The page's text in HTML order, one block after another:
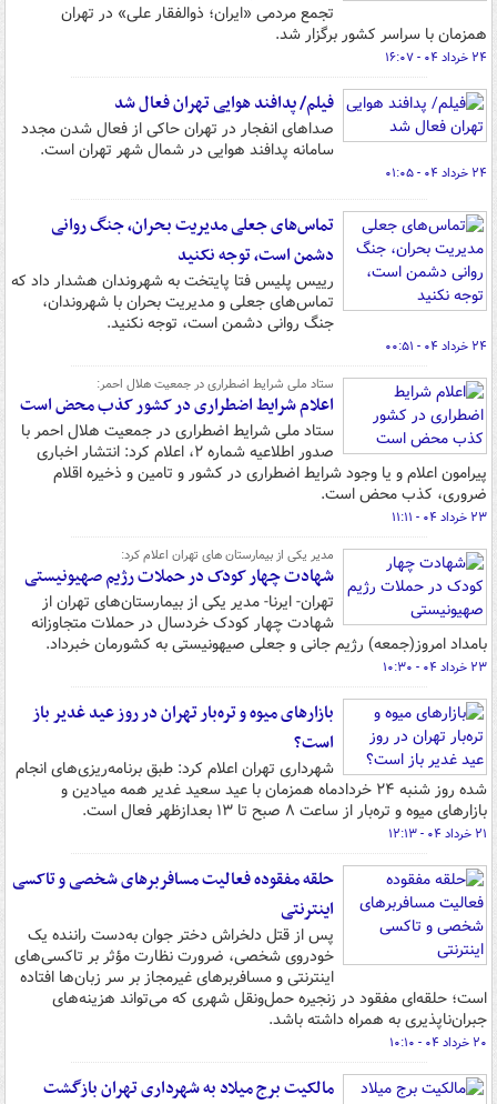
تجمع مردمی «ایران؛ ذوالفقار علی» در تهران
همزمان با سراسر کشور برگزار شد.
۲۴ خرداد ۰۴ - ۱۶:۰۷
فیلم/ پدافند هوایی تهران فعال شد
صداهای انفجار در تهران حاکی از فعال شدن مجدد
سامانه پدافند هوایی در شمال شهر تهران است.
۲۴ خرداد ۰۴ - ۰۱:۰۵
تماس‌های جعلی مدیریت بحران، جنگ روانی
دشمن است، توجه نکنید
رییس پلیس فتا پایتخت به شهروندان هشدار داد که
تماس‌های جعلی و مدیریت بحران با شهروندان،
جنگ روانی دشمن است، توجه نکنید.
۲۴ خرداد ۰۴ - ۰۰:۵۱
ستاد ملی شرایط اضطراری در جمعیت هلال احمر:
اعلام شرایط اضطراری در کشور کذب محض است
ستاد ملی شرایط اضطراری در جمعیت هلال احمر با
صدور اطلاعیه شماره ۲، اعلام کرد: انتشار اخباری
پیرامون اعلام و یا وجود شرایط اضطراری در کشور و تامین و ذخیره اقلام
ضروری، کذب محض است.
۲۳ خرداد ۰۴ - ۱۱:۱۱
مدیر یکی از بیمارستان های تهران اعلام کرد:
شهادت چهار کودک در حملات رژیم صهیونیستی
تهران- ایرنا- مدیر یکی از بیمارستان‌های تهران از
شهادت چهار کودک خردسال در حملات متجاوزانه
بامداد امروز(جمعه) رژیم جانی و جعلی صیهونیستی به کشورمان خبرداد.
۲۳ خرداد ۰۴ - ۱۰:۳۰
بازارهای میوه و تره‌بار تهران در روز عید غدیر باز
است؟
شهرداری تهران اعلام کرد: طبق برنامه‌ریزی‌های انجام
شده روز شنبه ۲۴ خردادماه همزمان با عید سعید غدیر همه میادین و
بازارهای میوه و تره‌بار از ساعت ۸ صبح تا ۱۳ بعدازظهر فعال است.
۲۱ خرداد ۰۴ - ۱۲:۱۳
حلقه مفقوده فعالیت مسافربرهای شخصی و تاکسی
اینترنتی
پس از قتل دلخراش دختر جوان به‌دست راننده یک
خودروی شخصی، ضرورت نظارت مؤثر بر تاکسی‌های
اینترنتی و مسافربرهای غیرمجاز بر سر زبان‌ها افتاده
است؛ حلقه‌ای مفقود در زنجیره حمل‌ونقل شهری که می‌تواند هزینه‌های
جبران‌ناپذیری به همراه داشته باشد.
۲۰ خرداد ۰۴ - ۱۰:۱۰
مالکیت برج میلاد به شهرداری تهران بازگشت